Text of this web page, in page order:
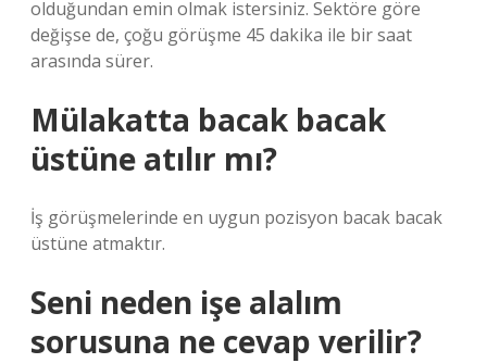
olduğundan emin olmak istersiniz. Sektöre göre
değişse de, çoğu görüşme 45 dakika ile bir saat
arasında sürer.
Mülakatta bacak bacak
üstüne atılır mı?
İş görüşmelerinde en uygun pozisyon bacak bacak
üstüne atmaktır.
Seni neden işe alalım
sorusuna ne cevap verilir?